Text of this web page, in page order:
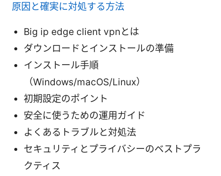
原因と確実に対処する方法
Big ip edge client vpnとは
ダウンロードとインストールの準備
インストール手順
（Windows/macOS/Linux）
初期設定のポイント
安全に使うための運用ガイド
よくあるトラブルと対処法
セキュリティとプライバシーのベストプラ
クティス